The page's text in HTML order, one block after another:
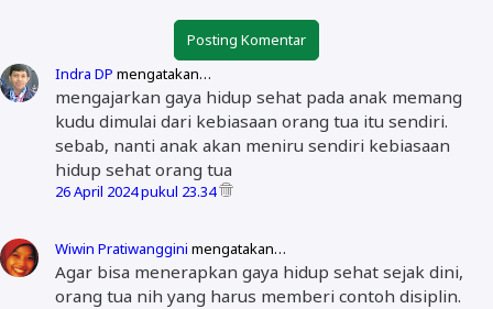
Posting Komentar
Indra DP mengatakan…
mengajarkan gaya hidup sehat pada anak memang
kudu dimulai dari kebiasaan orang tua itu sendiri.
sebab, nanti anak akan meniru sendiri kebiasaan
hidup sehat orang tua
26 April 2024 pukul 23.34
Wiwin Pratiwanggini mengatakan…
Agar bisa menerapkan gaya hidup sehat sejak dini,
orang tua nih yang harus memberi contoh disiplin.